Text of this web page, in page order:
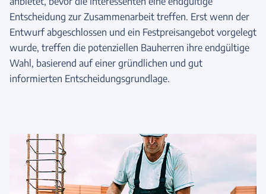
Entscheidung zur Zusammenarbeit treffen. Erst wenn der
Entwurf abgeschlossen und ein Festpreisangebot vorgelegt
wurde, treffen die potenziellen Bauherren ihre endgültige
Wahl, basierend auf einer gründlichen und gut
informierten Entscheidungsgrundlage.